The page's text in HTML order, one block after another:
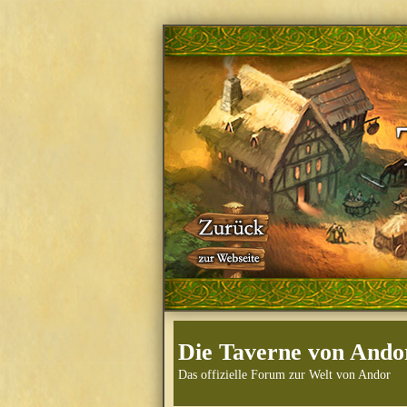
Die Taverne von
Das offizielle Forum zur Welt von Andor